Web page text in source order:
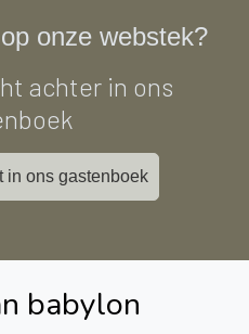
onze webstek?
achter in ons
in ons gastenboek